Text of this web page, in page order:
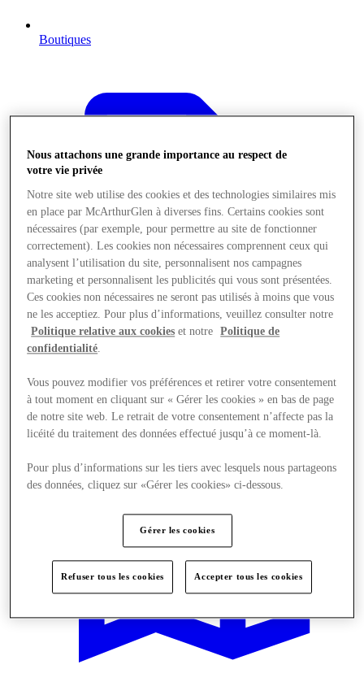
Boutiques
Nous attachons une grande importance au respect de
votre vie privée
Notre site web utilise des cookies et des technologies similaires mis
en place par McArthurGlen à diverses fins. Certains cookies sont
nécessaires (par exemple, pour permettre au site de fonctionner
correctement). Les cookies non nécessaires comprennent ceux qui
analysent l’utilisation du site, personnalisent nos campagnes
marketing et personnalisent les publicités qui vous sont présentées.
Ces cookies non nécessaires ne seront pas utilisés à moins que vous
ne les acceptiez. Pour plus d’informations, veuillez consulter notre
Politique relative aux cookies et notre
Politique de
confidentialité.
Vous pouvez modifier vos préférences et retirer votre consentement
à tout moment en cliquant sur « Gérer les cookies » en bas de page
de notre site web. Le retrait de votre consentement n’affecte pas la
licéité du traitement des données effectué jusqu’à ce moment-là.
Pour plus d’informations sur les tiers avec lesquels nous partageons
des données, cliquez sur «Gérer les cookies» ci-dessous.
Gérer les cookies
Refuser tous les cookies Accepter tous les cookies